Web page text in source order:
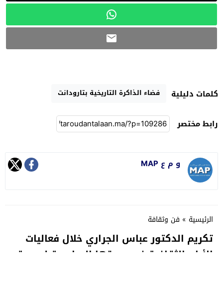
كلمات دليلية فضاء الذاكرة التاريخية بتارودانت
رابط مختصر
و م ع MAP
الرئيسية » فن وثقافة
تكريم الدكتور عباس الجراري خلال فعاليات
الأيام الثقافية في دورتها السادسة لجمعية